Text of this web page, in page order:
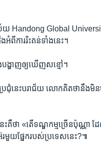
យ Handong Global
ការ​រិះគន់​ទាំង​នេះ។
ង្ហាញ​ឲ្យ​ឃើញ​ស​ខ្មៅ។
រជុំ​នេះ​បរាជ័យ លោក​គិត​ថា​នឹង​
ថា «តើ​ទណ្ឌកម្ម​ច្រើន​ប៉ុណ្ណា ដ
រ​មួយ​ផ្នែក​របស់​ប្រទេស​នេះ?៕